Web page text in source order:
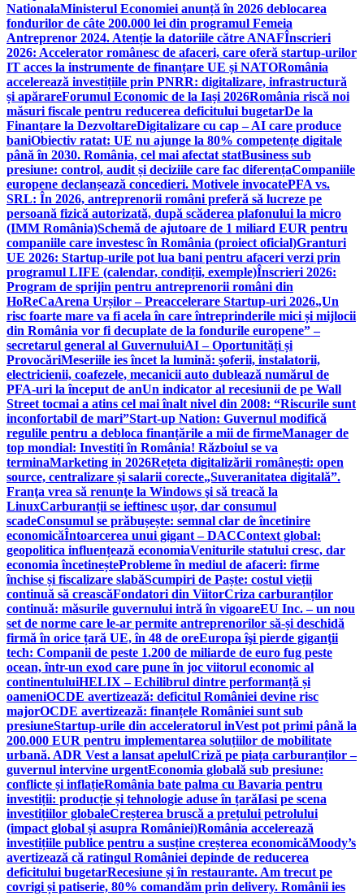
NationalaMinisterul Economiei anunță în 2026 deblocarea
fondurilor de câte 200.000 lei din programul Femeia
Antreprenor 2024. Atenție la datoriile către ANAFÎnscrieri
2026: Accelerator românesc de afaceri, care oferă startup-urilor
IT acces la instrumente de finanțare UE și NATORomânia
accelerează investițiile prin PNRR: digitalizare, infrastructură
și apărareForumul Economic de la Iași 2026România riscă noi
măsuri fiscale pentru reducerea deficitului bugetarDe la
Finanțare la DezvoltareDigitalizare cu cap – AI care produce
baniObiectiv ratat: UE nu ajunge la 80% competențe digitale
până în 2030. România, cel mai afectat statBusiness sub
presiune: control, audit și deciziile care fac diferențaCompaniile
europene declanșează concedieri. Motivele invocatePFA vs.
SRL: În 2026, antreprenorii români preferă să lucreze pe
persoană fizică autorizată, după scăderea plafonului la micro
(IMM România)Schemă de ajutoare de 1 miliard EUR pentru
companiile care investesc în România (proiect oficial)Granturi
UE 2026: Startup-urile pot lua bani pentru afaceri verzi prin
programul LIFE (calendar, condiții, exemple)Înscrieri 2026:
Program de sprijin pentru antreprenorii români din
HoReCaArena Urșilor – Preaccelerare Startup-uri 2026„Un
risc foarte mare va fi acela în care întreprinderile mici și mijlocii
din România vor fi decuplate de la fondurile europene” –
secretarul general al GuvernuluiAI – Oportunități și
ProvocăriMeseriile ies încet la lumină: şoferii, instalatorii,
electricienii, coafezele, mecanicii auto dublează numărul de
PFA-uri la început de anUn indicator al recesiunii de pe Wall
Street tocmai a atins cel mai înalt nivel din 2008: “Riscurile sunt
inconfortabil de mari”Start-up Nation: Guvernul modifică
regulile pentru a debloca finanțările a mii de firmeManager de
top mondial: Investiți în România! Războiul se va
terminaMarketing in 2026Rețeta digitalizării românești: open
source, centralizare și salarii corecte„Suveranitatea digitală”.
Franţa vrea să renunţe la Windows şi să treacă la
LinuxCarburanții se ieftinesc ușor, dar consumul
scadeConsumul se prăbușește: semnal clar de încetinire
economicăÎntoarcerea unui gigant – DACContext global:
geopolitica influențează economiaVeniturile statului cresc, dar
economia încetineșteProbleme în mediul de afaceri: firme
închise și fiscalizare slabăScumpiri de Paște: costul vieții
continuă să creascăFondatori din ViitorCriza carburanților
continuă: măsurile guvernului intră în vigoareEU Inc. – un nou
set de norme care le-ar permite antreprenorilor să-și deschidă
firmă în orice țară UE, în 48 de oreEuropa îşi pierde giganţii
tech: Companii de peste 1.200 de miliarde de euro fug peste
ocean, într-un exod care pune în joc viitorul economic al
continentuluiHELIX – Echilibrul dintre performanță și
oameniOCDE avertizează: deficitul României devine risc
majorOCDE avertizează: finanțele României sunt sub
presiuneStartup-urile din acceleratorul inVest pot primi până la
200.000 EUR pentru implementarea soluțiilor de mobilitate
urbană. ADR Vest a lansat apelulCriză pe piața carburanților –
guvernul intervine urgentEconomia globală sub presiune:
conflicte și inflațieRomânia bate palma cu Bavaria pentru
investiții: producție și tehnologie aduse în țarăIasi pe scena
investițiilor globaleCreșterea bruscă a prețului petrolului
(impact global și asupra României)România accelerează
investițiile publice pentru a susține creșterea economicăMoody’s
avertizează că ratingul României depinde de reducerea
deficitului bugetarRecesiune și în restaurante. Am trecut pe
covrigi și patiserie, 80% comandăm prin delivery. Românii ies